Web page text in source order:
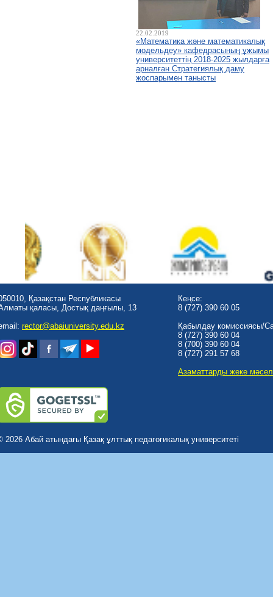
22.02.2019
«Математика және математикалық
модельдеу» кафедрасының ұжымы
университеттің 2018-2025 жылдарға
арналған Стратегиялық даму
жоспарымен танысты
Қазақстан Республикасы
қаласы, Достық даңғылы, 13
rector@abaiuniversity.edu.kz
Кеңсе:
8 (727) 390 60 05
Қабылдау комиссиясы/
8 (727) 390 60 04
8 (700) 390 60 04
8 (727) 291 57 68
Азаматтарды жеке
2026 Абай атындағы Қазақ ұлттық педагогикалық университеті